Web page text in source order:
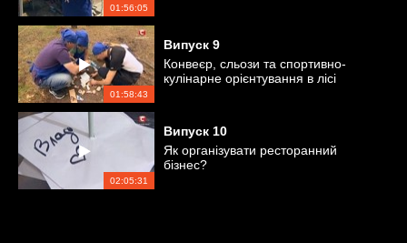
01:56:05
01:58:43
Випуск 9
Конвеєр, сльози та спортивно-
кулінарне орієнтування в лісі
02:05:31
Випуск 10
Як організувати ресторанний
бізнес?